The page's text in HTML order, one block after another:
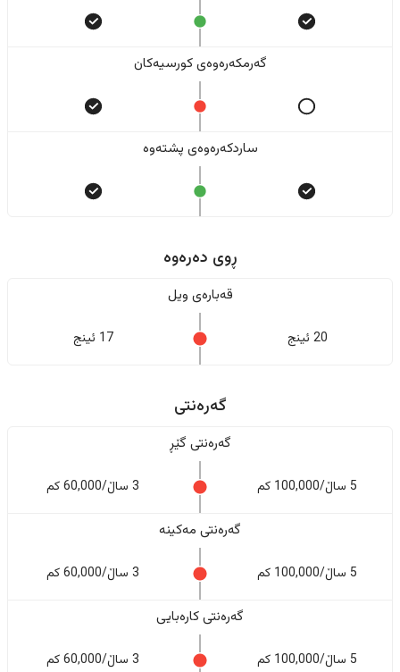
گەرمکەرەوەی کورسیەکان
ساردکەرەوەی پشتەوە
ڕوی دەرەوە
قەبارەی ویل
20 ئینج 17 ئینج
گەرەنتی
گەرەنتی گێڕ
5 ساڵ/100,000 کم 3 ساڵ/60,000 کم
گەرەنتی مەکینە
5 ساڵ/100,000 کم 3 ساڵ/60,000 کم
گەرەنتی کارەبایی
5 ساڵ/100,000 کم 3 ساڵ/60,000 کم